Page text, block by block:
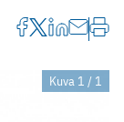
Kuva 1 / 1